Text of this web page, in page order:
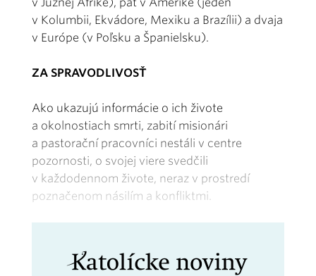
v Kolumbii, Ekvádore, Mexiku a Brazílii) a dvaja
v Európe (v Poľsku a Španielsku).
ZA SPRAVODLIVOSŤ
Ako ukazujú informácie o ich živote
a okolnostiach smrti, zabití misionári
a pastorační pracovníci nestáli v centre
pozornosti, o svojej viere svedčili
v každodennom živote, neraz v prostredí
poznačenom násilím a konfliktmi.